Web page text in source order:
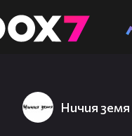
Ничия земя